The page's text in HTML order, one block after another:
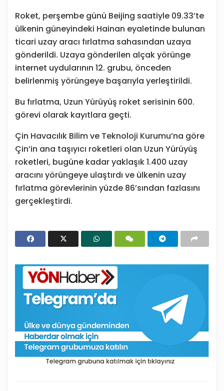
Roket, perşembe günü Beijing saatiyle 09.33’te
ülkenin güneyindeki Hainan eyaletinde bulunan
ticari uzay aracı fırlatma sahasından uzaya
gönderildi. Uzaya gönderilen alçak yörünge
internet uydularının 12. grubu, önceden
belirlenmiş yörüngeye başarıyla yerleştirildi.
Bu fırlatma, Uzun Yürüyüş roket serisinin 600.
görevi olarak kayıtlara geçti.
Çin Havacılık Bilim ve Teknoloji Kurumu’na göre
Çin’in ana taşıyıcı roketleri olan Uzun Yürüyüş
roketleri, bugüne kadar yaklaşık 1.400 uzay
aracını yörüngeye ulaştırdı ve ülkenin uzay
fırlatma görevlerinin yüzde 86’sından fazlasını
gerçekleştirdi.